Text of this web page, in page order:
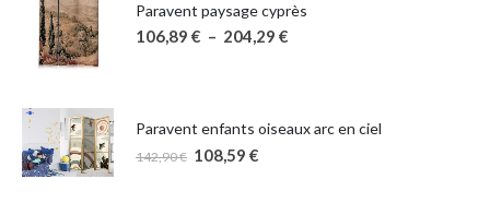
Paravent paysage cyprès
106,89 € – 204,29 €
Paravent enfants oiseaux arc en ciel
142,90€ 108,59 €